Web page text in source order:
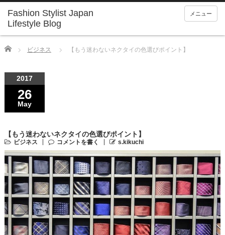
Fashion Stylist Japan
Lifestyle Blog
メニュー
Home ビジネス 【もう迷わないネクタイの色選びポイント】
2017
26
May
【もう迷わないネクタイの色選びポイント】
ビジネス コメントを書く s.kikuchi